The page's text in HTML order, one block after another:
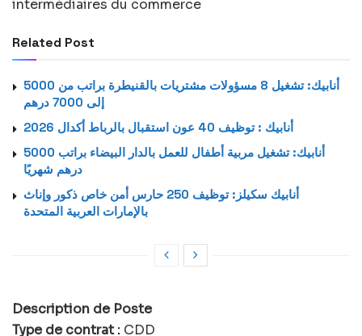
intermédiaires du commerce
Related Post
أنابيك: تشغيل 8 مسؤولات مشتريات بالقنيطرة براتب من 5000
إلى 7000 درهم
أنابيك : توظيف 40 عون استقبال بالرباط أكدال 2026
أنابيك: تشغيل مربية أطفال للعمل بالدار البيضاء براتب 5000
درهم شهريًا
أنابيك سكيلز: توظيف 250 حارس أمن خاص ذكور وإناث
بالإمارات العربية المتحدة
Description de Poste
Type de contrat : CDD